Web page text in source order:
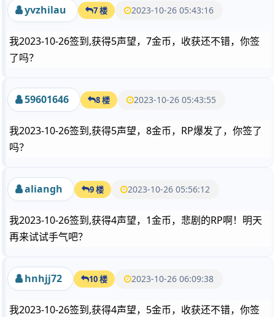
yvzhilau 7 楼 2023-10-26 05:43:16
我2023-10-26签到,获得5声望，7金币，收获还不错，你签
了吗？
59601646 8 楼 2023-10-26 05:43:55
我2023-10-26签到,获得5声望，8金币，RP爆发了，你签了
吗？
aliangh 9 楼 2023-10-26 05:56:12
我2023-10-26签到,获得4声望，1金币，悲剧的RP啊！明天
再来试试手气吧？
hnhjj72 10 楼 2023-10-26 06:09:38
我2023-10-26签到,获得4声望，5金币，收获还不错，你签